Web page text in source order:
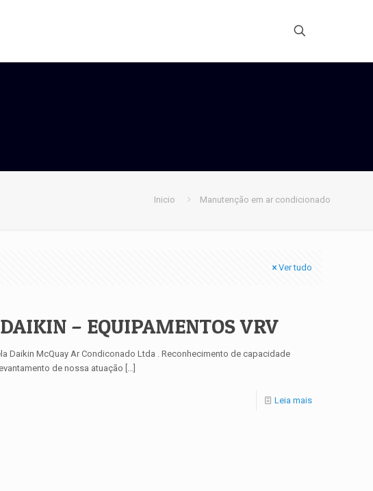
Inicio Manutenção em ar condicionado
Ver tudo
– EQUIPAMENTOS VRV
Daikin McQuay Ar Condiconado Ltda . Reconhecimento de capacidade
de nossa atuação […]
Leia mais